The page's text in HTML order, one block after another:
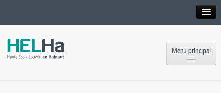
Menu principal